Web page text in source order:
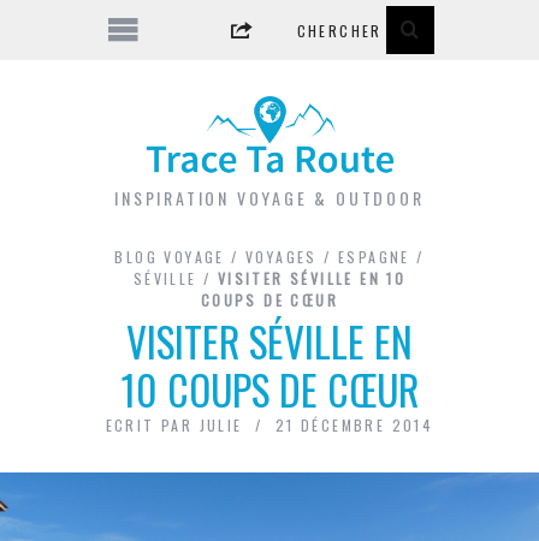
INSPIRATION VOYAGE & OUTDOOR
BLOG VOYAGE / VOYAGES / ESPAGNE /
SÉVILLE / VISITER SÉVILLE EN 10
COUPS DE CŒUR
VISITER SÉVILLE EN
10 COUPS DE CŒUR
ECRIT PAR JULIE 21 DÉCEMBRE 2014